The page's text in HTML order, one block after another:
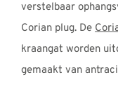
verstelbaar
Corian plug. De
kraangat worden
gemaakt van